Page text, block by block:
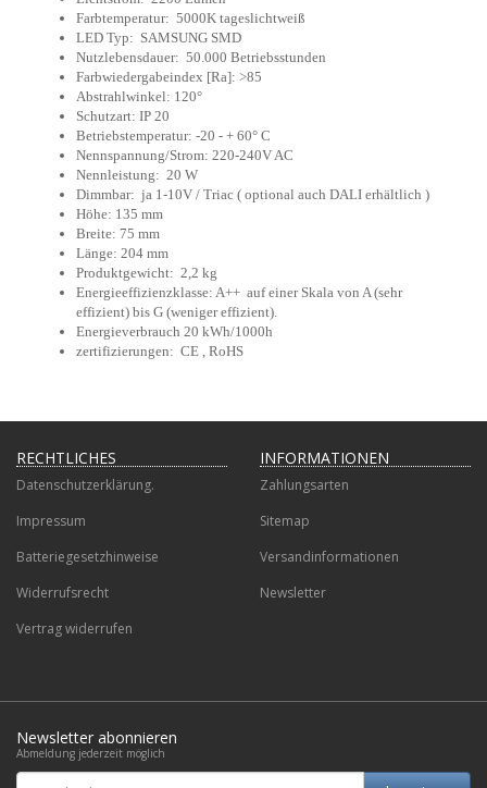
Farbtemperatur: 5000K tageslichtweiß
LED Typ: SAMSUNG SMD
Nutzlebensdauer: 50.000 Betriebsstunden
Farbwiedergabeindex [Ra]: >85
Abstrahlwinkel: 120°
Schutzart: IP 20
Betriebstemperatur: -20 - + 60° C
Nennspannung/Strom: 220-240V AC
Nennleistung: 20 W
Dimmbar: ja 1-10V / Triac ( optional auch DALI erhältlich )
Höhe: 135 mm
Breite: 75 mm
Länge: 204 mm
Produktgewicht: 2,2 kg
Energieeffizienzklasse: A++ auf einer Skala von A (sehr
effizient) bis G (weniger effizient).
Energieverbrauch 20 kWh/1000h
zertifizierungen: CE , RoHS
RECHTLICHES
Datenschutzerklärung.
Impressum
Batteriegesetzhinweise
Widerrufsrecht
Vertrag widerrufen
INFORMATIONEN
Zahlungsarten
Sitemap
Versandinformationen
Newsletter
Newsletter abonnieren
Abmeldung jederzeit möglich
Email-